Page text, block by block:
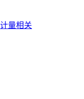
量相关